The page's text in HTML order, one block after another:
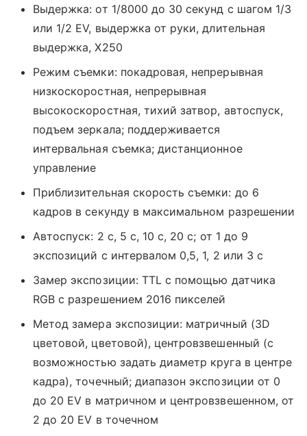
Выдержка: от 1/8000 до 30 секунд с шагом 1/3
или 1/2 EV, выдержка от руки, длительная
выдержка, X250
Режим съемки: покадровая, непрерывная
низкоскоростная, непрерывная
высокоскоростная, тихий затвор, автоспуск,
подъем зеркала; поддерживается
интервальная съемка; дистанционное
управление
Приблизительная скорость съемки: до 6
кадров в секунду в максимальном разрешении
Автоспуск: 2 с, 5 с, 10 с, 20 с; от 1 до 9
экспозиций с интервалом 0,5, 1, 2 или 3 с
Замер экспозиции: TTL с помощью датчика
RGB с разрешением 2016 пикселей
Метод замера экспозиции: матричный (3D
цветовой, цветовой), центровзвешенный (с
возможностью задать диаметр круга в центре
кадра), точечный; диапазон экспозиции от 0
до 20 EV в матричном и центровзвешенном, от
2 до 20 EV в точечном